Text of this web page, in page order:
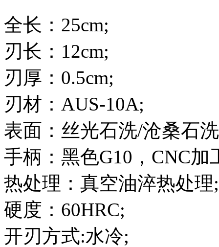
全长：25cm;
刃长：12cm;
刃厚：0.5cm;
刃材：AUS-10A;
表面：丝光石洗/沧桑石
手柄：黑色G10，CNC加
热处理：真空油淬热处理;
硬度：60HRC;
开刃方式:水冷;